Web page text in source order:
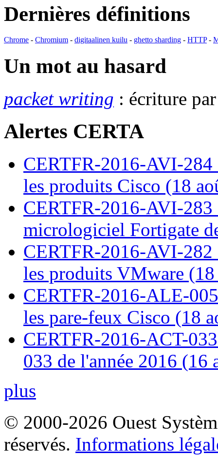
Dernières définitions
Chrome - Chromium - digitaalinen kuilu - ghetto sharding - HTTP-
Un mot au hasard
packet writing : écriture
Alertes CERTA
CERTFR-2016-AVI-
les produits Cisco (18
CERTFR-2016-AVI-
micrologiciel Fortigate
CERTFR-2016-AVI-
les produits VMware
CERTFR-2016-ALE-
les pare-feux Cisco (18
CERTFR-2016-ACT-
033 de l'année 2016 (16
plus
© 2000-2026 Ouest
réservés. Informations